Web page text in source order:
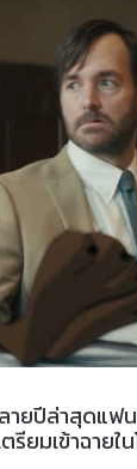
ายปีล่าสุดแฟ
ยมเข้าฉายใ